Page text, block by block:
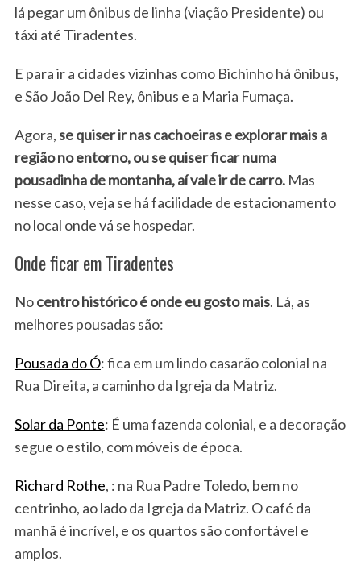
lá pegar um ônibus de linha (viação Presidente) ou
táxi até Tiradentes.
E para ir a cidades vizinhas como Bichinho há ônibus,
e São João Del Rey, ônibus e a Maria Fumaça.
Agora,se quiser ir nas cachoeiras e explorar mais a
região no entorno, ou se quiser ficar numa
pousadinha de montanha, aí vale ir de carro.Mas
nesse caso, veja se há facilidade de estacionamento
no local onde vá se hospedar.
Onde ficar em Tiradentes
Nocentro histórico é onde eu gosto mais. Lá, as
melhores pousadas são:
Pousada do Ó: fica em um lindo casarão colonial na
Rua Direita, a caminho da Igreja da Matriz.
Solar da Ponte: É uma fazenda colonial, e a decoração
segue o estilo, com móveis de época.
Richard Rothe, : na Rua Padre Toledo, bem no
centrinho, ao lado da Igreja da Matriz. O café da
manhã é incrível, e os quartos são confortável e
amplos.